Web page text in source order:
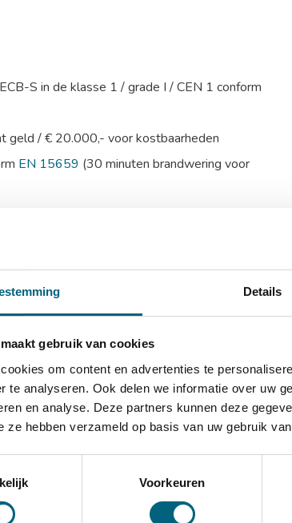
Details
gebruik van cookies
om content en advertenties te
te analyseren. Ook delen we informatie over uw
en analyse. Deze partners kunnen deze
ze hebben verzameld op basis van uw gebruik
Voorkeuren
S in de klasse 1 / grade I / CEN 1 conform
geld / € 20.000,- voor kostbaarheden
EN 15659 (30 minuten brandwering voor
sleutelslot.
aan bovenzijde, onderzijde en linkerzijde
in de sponning van de kluis voor extra
mangaanstalen harde platen
legbord
mm (HxBxD)
mm (HxBxD)